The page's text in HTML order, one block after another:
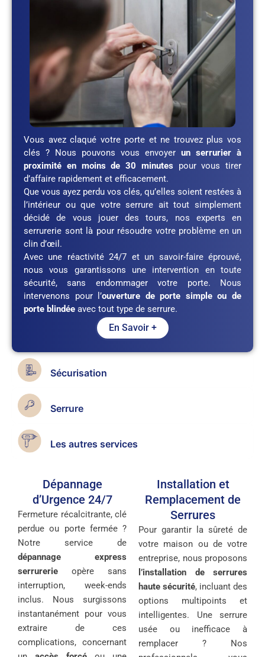
Vous avez claqué votre porte et ne trouvez plus vos
clés ? Nous pouvons vous envoyer un serrurier à
proximité en moins de 30 minutes pour vous tirer
d’affaire rapidement et efficacement.
Que vous ayez perdu vos clés, qu’elles soient restées à
l’intérieur ou que votre serrure ait tout simplement
décidé de vous jouer des tours, nos experts en
serrurerie sont là pour résoudre votre problème en un
clin d’œil.
Avec une réactivité 24/7 et un savoir-faire éprouvé,
nous vous garantissons une intervention en toute
sécurité, sans endommager votre porte. Nous
intervenons pour l’ouverture de porte simple ou de
porte blindée avec tout type de serrure.
En Savoir +
Sécurisation
Serrure
Les autres services
Dépannage
d’Urgence 24/7
Fermeture récalcitrante, clé
perdue ou porte fermée ?
Notre service de
dépannage express
serrurerie opère sans
interruption, week-ends
inclus. Nous surgissons
instantanément pour vous
extraire de ces
complications, concernant
Installation et
Remplacement de
Serrures
Pour garantir la sûreté de
votre maison ou de votre
entreprise, nous proposons
l’installation de serrures
haute sécurité, incluant des
options multipoints et
intelligentes. Une serrure
usée ou inefficace à
remplacer ? Nos